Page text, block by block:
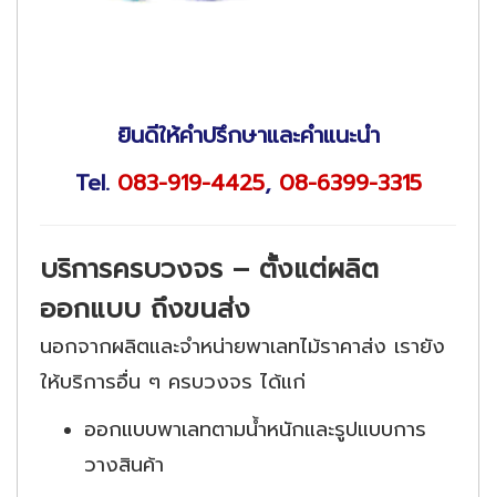
ยินดีให้คำปรึกษาและคำแนะนำ
Tel. 083-919-4425, 08-6399-3315
บริการครบวงจร – ตั้งแต่ผลิต
ออกแบบ ถึงขนส่ง
นอกจากผลิตและจำหน่ายพาเลทไม้ราคาส่ง เรายัง
ให้บริการอื่น ๆ ครบวงจร ได้แก่
ออกแบบพาเลทตามน้ำหนักและรูปแบบการ
วางสินค้า